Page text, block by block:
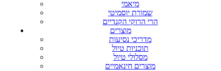
מיאמי
שמורת יוסמיטי
הרי הרוקי הקנדיים
מוצרים
מדריכי נסיעות
תוכניות טיול
מסלולי טיול
מוצרים חינאמיים